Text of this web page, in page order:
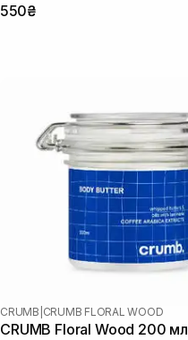
550₴
CRUMB CRUMB FLORAL WOOD
CRUMB Floral Wood 200 мл